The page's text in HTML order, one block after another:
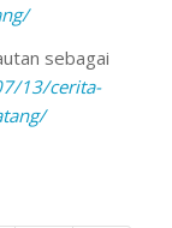
sebagai
13/cerita-